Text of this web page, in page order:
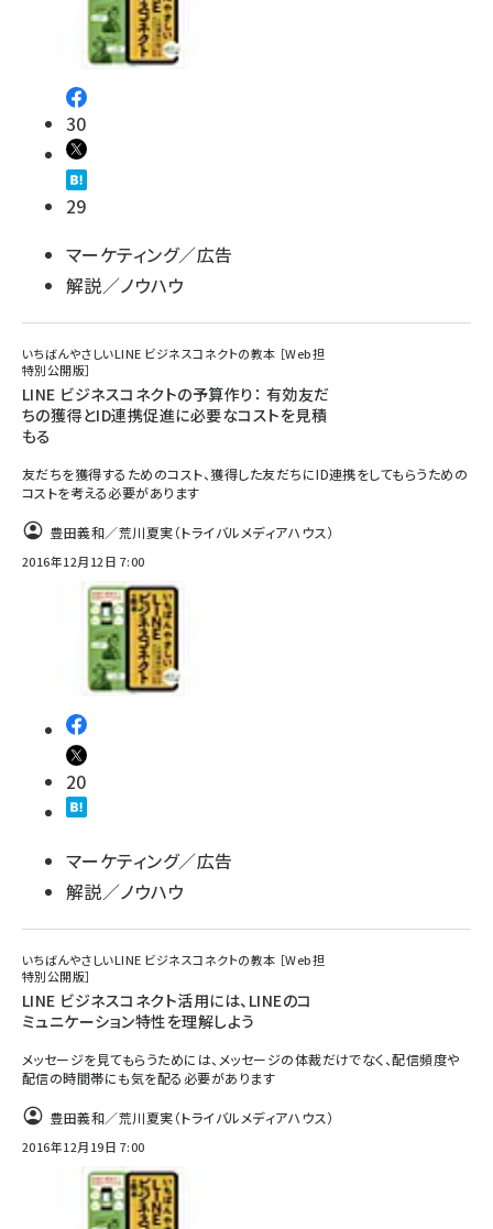
30
29
マーケティング／広告
解説／ノウハウ
いちばんやさしいLINE ビジネスコネクトの教本 ［Web担
特別公開版］
LINE ビジネスコネクトの予算作り： 有効友だ
ちの獲得とID連携促進に必要なコストを見積
もる
友だちを獲得するためのコスト、獲得した友だちにID連携をしてもらうための
コストを考える必要があります
豊田義和／荒川夏実（トライバルメディアハウス）
2016年12月12日 7:00
20
マーケティング／広告
解説／ノウハウ
いちばんやさしいLINE ビジネスコネクトの教本 ［Web担
特別公開版］
LINE ビジネスコネクト活用には、LINEのコ
ミュニケーション特性を理解しよう
メッセージを見てもらうためには、メッセージの体裁だけでなく、配信頻度や
配信の時間帯にも気を配る必要があります
豊田義和／荒川夏実（トライバルメディアハウス）
2016年12月19日 7:00